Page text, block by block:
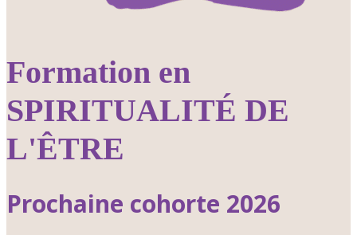
Formation en
SPIRITUALITÉ DE
L'ÊTRE
Prochaine cohorte 2026